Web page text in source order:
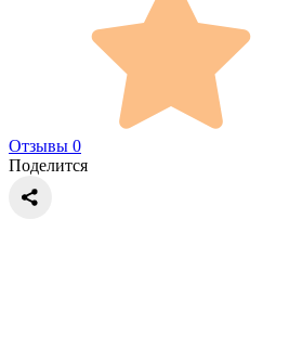
Отзывы 0
Поделится